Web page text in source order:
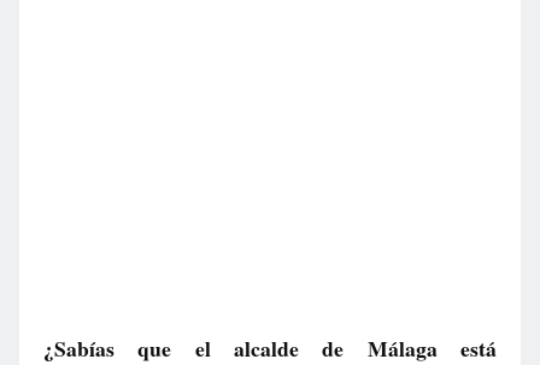
¿Sabías que el alcalde de Málaga está